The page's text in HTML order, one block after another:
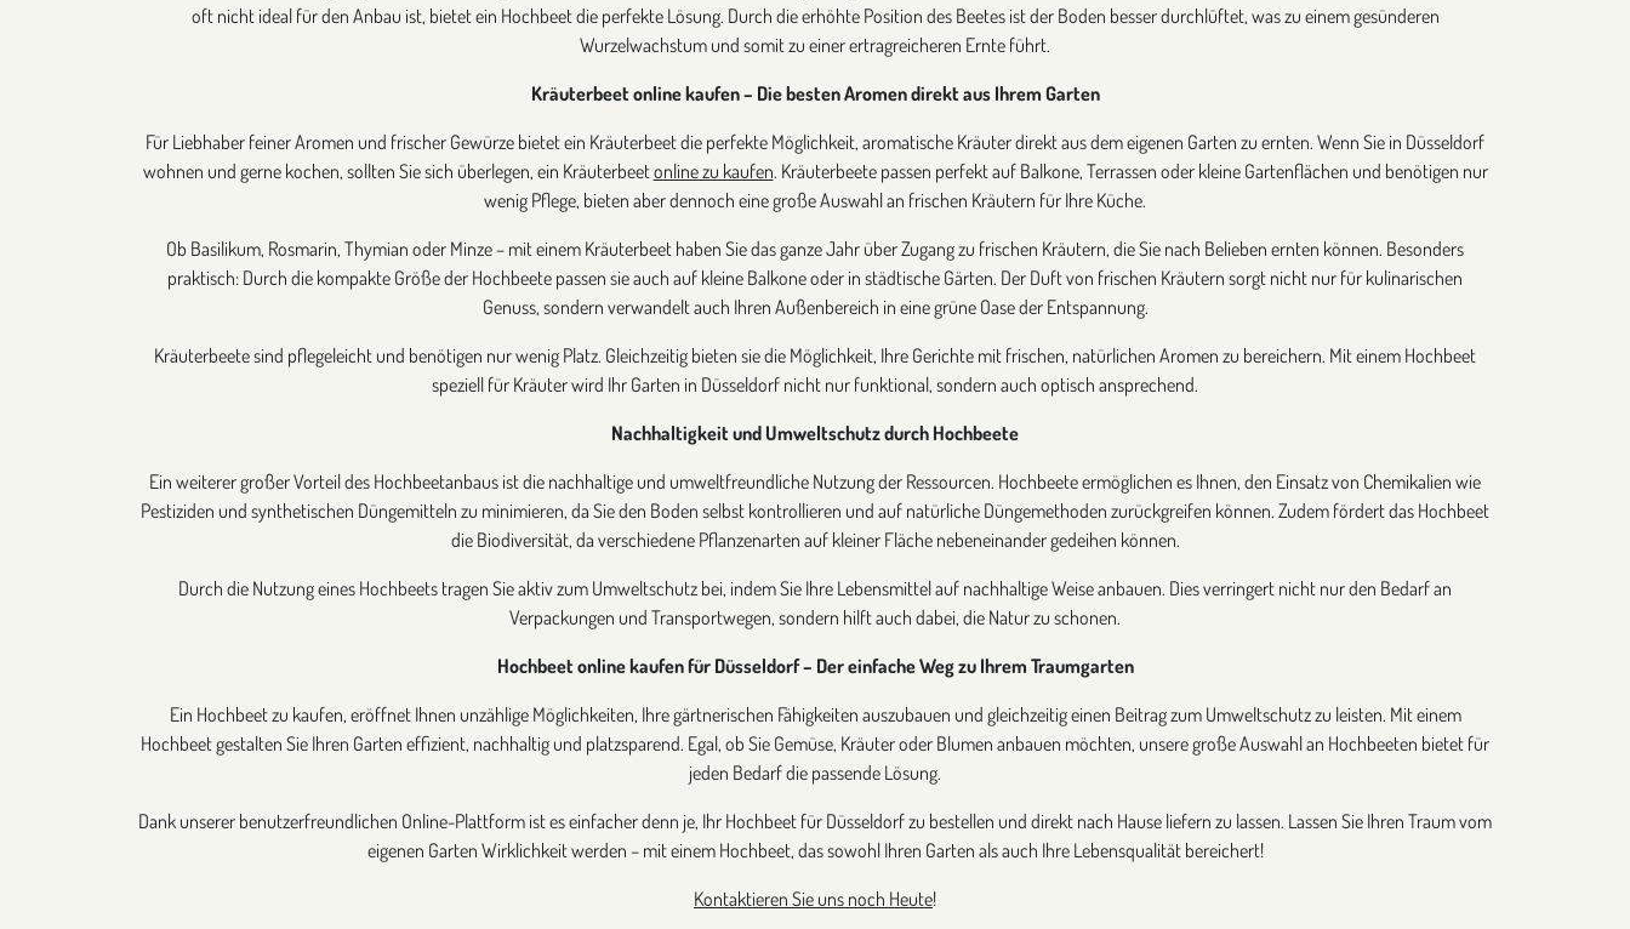
oft nicht ideal für den Anbau ist, bietet ein Hochbeet die perfekte Lösung. Durch die erhöhte Position des Beetes ist der Boden besser durchlüftet, was zu einem gesünderen
Wurzelwachstum und somit zu einer ertragreicheren Ernte führt.
Kräuterbeet online kaufen – Die besten Aromen direkt aus Ihrem Garten
Für Liebhaber feiner Aromen und frischer Gewürze bietet ein Kräuterbeet die perfekte Möglichkeit, aromatische Kräuter direkt aus dem eigenen Garten zu ernten. Wenn Sie in Düsseldorf
wohnen und gerne kochen, sollten Sie sich überlegen, ein Kräuterbeetonline zu kaufen. Kräuterbeete passen perfekt auf Balkone, Terrassen oder kleine Gartenflächen und benötigen nur
wenig Pflege, bieten aber dennoch eine große Auswahl an frischen Kräutern für Ihre Küche.
Ob Basilikum, Rosmarin, Thymian oder Minze – mit einem Kräuterbeet haben Sie das ganze Jahr über Zugang zu frischen Kräutern, die Sie nach Belieben ernten können. Besonders
praktisch: Durch die kompakte Größe der Hochbeete passen sie auch auf kleine Balkone oder in städtische Gärten. Der Duft von frischen Kräutern sorgt nicht nur für kulinarischen
Genuss, sondern verwandelt auch Ihren Außenbereich in eine grüne Oase der Entspannung.
Kräuterbeete sind pflegeleicht und benötigen nur wenig Platz. Gleichzeitig bieten sie die Möglichkeit, Ihre Gerichte mit frischen, natürlichen Aromen zu bereichern. Mit einem Hochbeet
speziell für Kräuter wird Ihr Garten in Düsseldorf nicht nur funktional, sondern auch optisch ansprechend.
Nachhaltigkeit und Umweltschutz durch Hochbeete
Ein weiterer großer Vorteil des Hochbeetanbaus ist die nachhaltige und umweltfreundliche Nutzung der Ressourcen. Hochbeete ermöglichen es Ihnen, den Einsatz von Chemikalien wie
Pestiziden und synthetischen Düngemitteln zu minimieren, da Sie den Boden selbst kontrollieren und auf natürliche Düngemethoden zurückgreifen können. Zudem fördert das Hochbeet
die Biodiversität, da verschiedene Pflanzenarten auf kleiner Fläche nebeneinander gedeihen können.
Durch die Nutzung eines Hochbeets tragen Sie aktiv zum Umweltschutz bei, indem Sie Ihre Lebensmittel auf nachhaltige Weise anbauen. Dies verringert nicht nur den Bedarf an
Verpackungen und Transportwegen, sondern hilft auch dabei, die Natur zu schonen.
Hochbeet online kaufen für Düsseldorf – Der einfache Weg zu Ihrem Traumgarten
Ein Hochbeet zu kaufen, eröffnet Ihnen unzählige Möglichkeiten, Ihre gärtnerischen Fähigkeiten auszubauen und gleichzeitig einen Beitrag zum Umweltschutz zu leisten. Mit einem
Hochbeet gestalten Sie Ihren Garten effizient, nachhaltig und platzsparend. Egal, ob Sie Gemüse, Kräuter oder Blumen anbauen möchten, unsere große Auswahl an Hochbeeten bietet für
jeden Bedarf die passende Lösung.
Dank unserer benutzerfreundlichen Online-Plattform ist es einfacher denn je, Ihr Hochbeet für Düsseldorf zu bestellen und direkt nach Hause liefern zu lassen. Lassen Sie Ihren Traum vom
eigenen Garten Wirklichkeit werden – mit einem Hochbeet, das sowohl Ihren Garten als auch Ihre Lebensqualität bereichert!
Kontaktieren Sie uns noch Heute!